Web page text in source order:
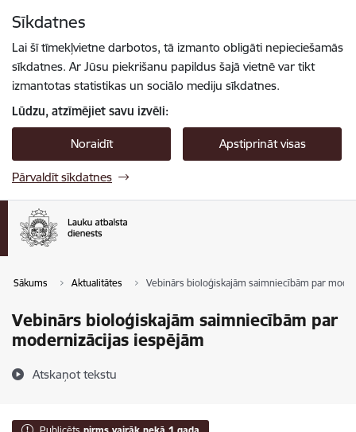
Sīkdatnes
Lai šī tīmekļvietne darbotos, tā izmanto obligāti nepieciešamās
sīkdatnes. Ar Jūsu piekrišanu papildus šajā vietnē var tikt
izmantotas statistikas un sociālo mediju sīkdatnes.
Lūdzu, atzīmējiet savu izvēli:
Noraidīt Apstiprināt visas
Pārvaldīt sīkdatnes
Sākums Aktualitātes Vebinārs bioloģiskajām saimniecībām par
Vebinārs bioloģiskajām saimniecībām par
modernizācijas iespējām
Atskaņot tekstu